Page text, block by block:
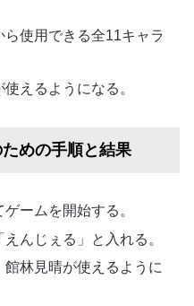
使用できる全11キャラ
えるようになる。
めの手順と結果
ームを開始する。
んじぇる」と入れる。
林見晴が使えるように